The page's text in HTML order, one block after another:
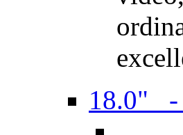
18.0" -